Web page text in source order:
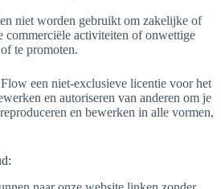
niet worden gebruikt om zakelijke of
commerciële activiteiten of onwettige
te promoten.
een niet-exclusieve licentie voor het
en autoriseren van anderen om je
en bewerken in alle vormen,